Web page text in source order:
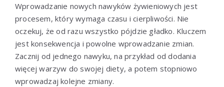
Wprowadzanie nowych nawyków żywieniowych jest
procesem, który wymaga czasu i cierpliwości. Nie
oczekuj, że od razu wszystko pójdzie gładko. Kluczem
jest konsekwencja i powolne wprowadzanie zmian.
Zacznij od jednego nawyku, na przykład od dodania
więcej warzyw do swojej diety, a potem stopniowo
wprowadzaj kolejne zmiany.